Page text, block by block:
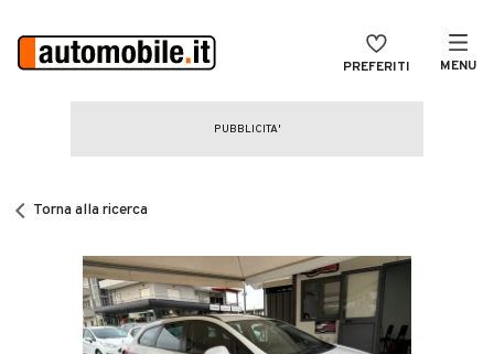
PREFERITI MENU
CERCA
Auto Nuove
Noleggio a lungo termine
Torna alla ricerca